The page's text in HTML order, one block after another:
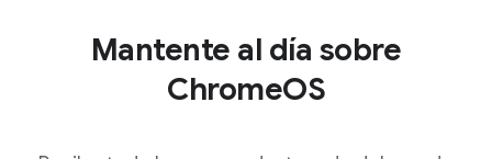
Mantente al día sobre
ChromeOS